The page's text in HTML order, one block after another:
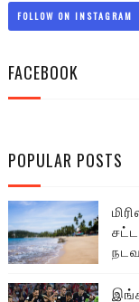
FOLLOW ON INSTAGRAM
FACEBOOK
POPULAR POSTS